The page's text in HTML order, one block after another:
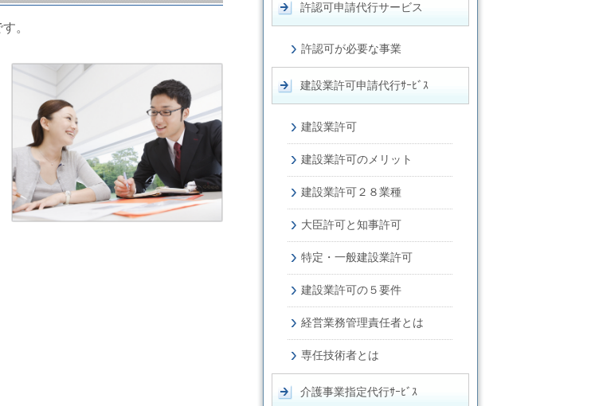
。
許認可申請代行サービス
許認可が必要な事業
建設業許可申請代行ｻｰﾋﾞｽ
建設業許可
建設業許可のメリット
建設業許可２８業種
大臣許可と知事許可
特定・一般建設業許可
建設業許可の５要件
経営業務管理責任者とは
専任技術者とは
介護事業指定代行ｻｰﾋﾞｽ